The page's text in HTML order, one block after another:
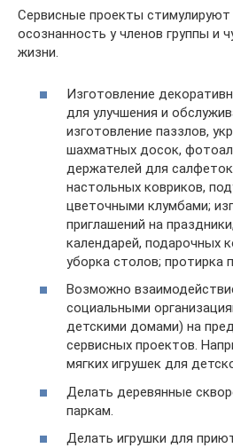
Сервисные проекты стимулируют
осознанность у членов группы и
жизни.
Изготовление
для улучшения и
изготовление паззлов,
шахматных досок,
держателей для
настольных ковриков,
цветочными клумбами;
приглашений на
календарей, подарочных
уборка столов; протирка
Возможно
социальными
детскими домами) на
сервисных проектов.
мягких игрушек для
Делать деревянные
паркам.
Делать игрушки для